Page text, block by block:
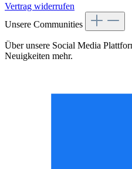
Vertrag widerrufen
Unsere Communities
Über unsere Social Media
Neuigkeiten mehr.